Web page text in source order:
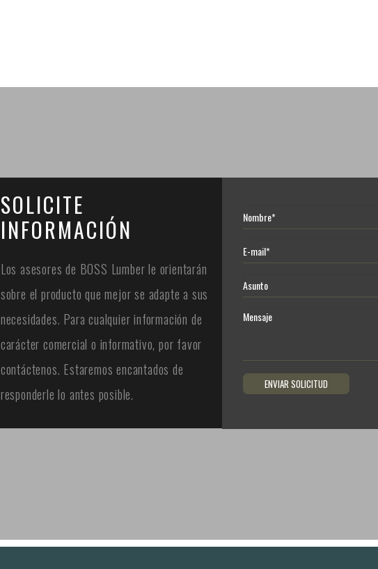
SOLICITE
INFORMACIÓN
Los asesores de BOSS Lumber le orientarán
sobre el producto que mejor se adapte a sus
necesidades. Para cualquier información de
carácter comercial o informativo, por favor
contáctenos. Estaremos encantados de
responderle lo antes posible.